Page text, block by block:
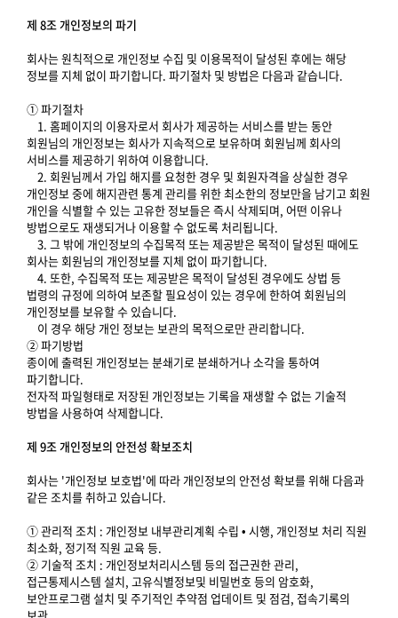
제 8조 개인정보의 파기
회사는 원칙적으로 개인정보 수집 및 이용목적이 달성된 후에는 해당
정보를 지체 없이 파기합니다. 파기절차 및 방법은 다음과 같습니다.
① 파기절차
1. 홈페이지의 이용자로서 회사가 제공하는 서비스를 받는 동안
회원님의 개인정보는 회사가 지속적으로 보유하며 회원님께 회사의
서비스를 제공하기 위하여 이용합니다.
2. 회원님께서 가입 해지를 요청한 경우 및 회원자격을 상실한 경우
개인정보 중에 해지관련 통계 관리를 위한 최소한의 정보만을 남기고 회원
개인을 식별할 수 있는 고유한 정보들은 즉시 삭제되며, 어떤 이유나
방법으로도 재생되거나 이용할 수 없도록 처리됩니다.
3. 그 밖에 개인정보의 수집목적 또는 제공받은 목적이 달성된 때에도
회사는 회원님의 개인정보를 지체 없이 파기합니다.
4. 또한, 수집목적 또는 제공받은 목적이 달성된 경우에도 상법 등
법령의 규정에 의하여 보존할 필요성이 있는 경우에 한하여 회원님의
개인정보를 보유할 수 있습니다.
이 경우 해당 개인 정보는 보관의 목적으로만 관리합니다.
② 파기방법
종이에 출력된 개인정보는 분쇄기로 분쇄하거나 소각을 통하여
파기합니다.
전자적 파일형태로 저장된 개인정보는 기록을 재생할 수 없는 기술적
방법을 사용하여 삭제합니다.
제 9조 개인정보의 안전성 확보조치
회사는 '개인정보 보호법'에 따라 개인정보의 안전성 확보를 위해 다음과
같은 조치를 취하고 있습니다.
① 관리적 조치 : 개인정보 내부관리계획 수립 • 시행, 개인정보 처리 직원
최소화, 정기적 직원 교육 등.
② 기술적 조치 : 개인정보처리시스템 등의 접근권한 관리,
접근통제시스템 설치, 고유식별정보및 비밀번호 등의 암호화,
보안프로그램 설치 및 주기적인 추약점 업데이트 및 점검, 접속기록의